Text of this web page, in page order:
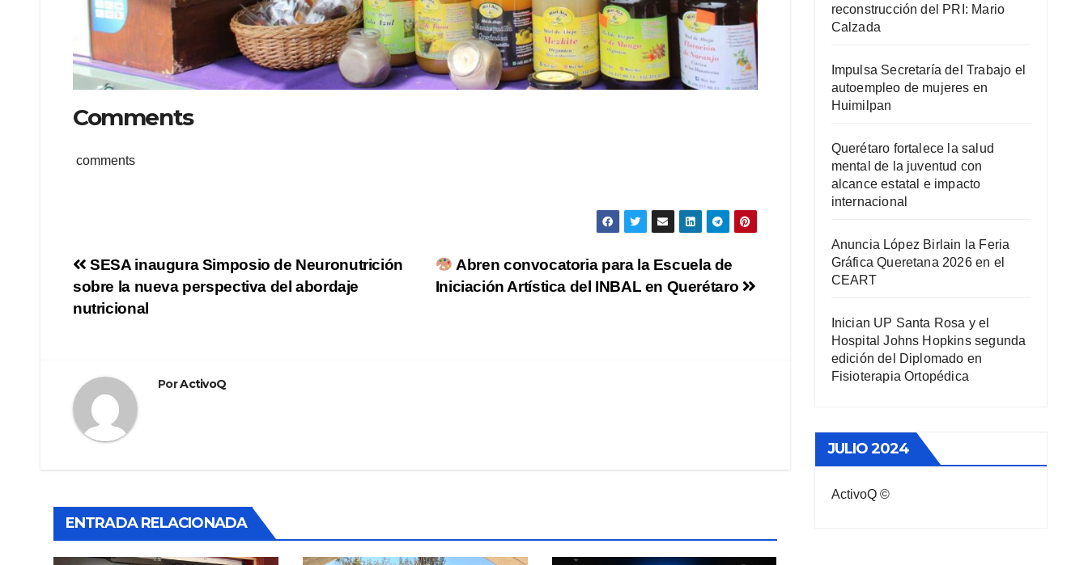
Comments
comments
Navegación
de
Abren convocatoria para la Escuela de
Iniciación Artística del INBAL en Querétaro
SESA inaugura Simposio de Neuronutrición
sobre la nueva perspectiva del abordaje
nutricional
PorActivoQ
ENTRADA RELACIONADA
reconstrucción del PRI: Mario
Calzada
Impulsa Secretaría del Trabajo el
autoempleo de mujeres en
Huimilpan
Querétaro fortalece la salud
mental de la juventud con
alcance estatal e impacto
internacional
Anuncia López Birlain la Feria
Gráfica Queretana 2026 en el
CEART
Inician UP Santa Rosa y el
Hospital Johns Hopkins segunda
edición del Diplomado en
Fisioterapia Ortopédica
JULIO 2024
ActivoQ ©